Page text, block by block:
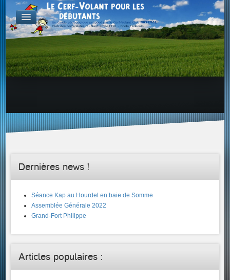
FABRICATION
Exemple d'atelier & de projets
Familles de Cerf-Volant
ENVOL & PILOTAGE
Envol & Aérologie
Dernières news !
Séance Kap au Hourdel en baie de Somme
Assemblée Générale 2022
Grand-Fort Philippe
Articles populaires :